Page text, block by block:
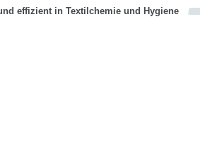
effizient in Textilchemie und Hygiene